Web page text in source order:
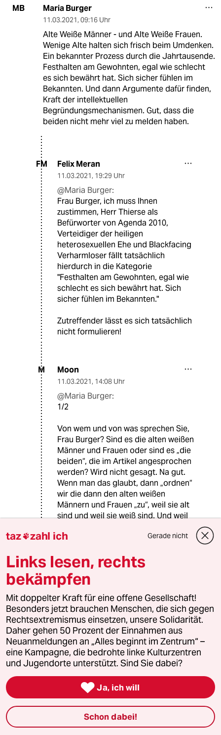
MB Maria Burger
11.03.2021, 09:16 Uhr
Alte Weiße Männer - und Alte Weiße Frauen.
Wenige Alte halten sich frisch beim Umdenken.
Ein bekannter Prozess durch die Jahrtausende.
Festhalten am Gewohnten, egal wie schlecht
es sich bewährt hat. Sich sicher fühlen im
Bekannten. Und dann Argumente dafür finden,
Kraft der intellektuellen
Begründungsmechanismen. Gut, dass die
beiden nicht mehr viel zu melden haben.
FM Felix Meran
11.03.2021, 19:29 Uhr
@Maria Burger:
Frau Burger, ich muss Ihnen
zustimmen, Herr Thierse als
Befürworter von Agenda 2010,
Verteidiger der heiligen
heterosexuellen Ehe und Blackfacing
Verharmloser fällt tatsächlich
hierdurch in die Kategorie
"Festhalten am Gewohnten, egal wie
schlecht es sich bewährt hat. Sich
sicher fühlen im Bekannten."
Zutreffender lässt es sich tatsächlich
nicht formulieren!
M Moon
11.03.2021, 14:08 Uhr
@Maria Burger:
1/2
Von wem und von was sprechen Sie,
Frau Burger? Sind es die alten weißen
Männer und Frauen oder sind es „die
beiden“, die im Artikel angesprochen
werden? Wird nicht gesagt. Na gut.
Wenn man das glaubt, dann „ordnen“
wir die dann den alten weißen
Männern und Frauen „zu“, weil sie alt
sind und weil sie weiß sind. Und weil
so wunderbar erklärungslos eine
weiteren Worten vorangestellt haben.
Die ist einfach so da. Schwupp.
Irgendwo müsste man die Leute ja
hin tun? Warum? Kann man dann
etwas daraus folgern?
Weil, nach dem ersten Satz fällt dann
kein Wort mehr von „weiß“ und Mann
und Frau. Dann ist allein noch von
„Alten“ die Rede. Von wenigen Alten,
die sich „beim Umdenken frisch
halten“ und von vielen Alten, die das
nicht tun. Letzteren geht es um das
Festhalten an Gewohnheiten und um
Sicherheit und wie ihnen
„intellektuelle
taz zahl ich Gerade nicht
Links lesen, rechts
bekämpfen
Mit doppelter Kraft für eine offene Gesellschaft!
Besonders jetzt brauchen Menschen, die sich gegen
Rechtsextremismus einsetzen, unsere Solidarität.
Daher gehen 50 Prozent der Einnahmen aus
Neuanmeldungen an „Alles beginnt im Zentrum“ –
eine Kampagne, die bedrohte linke Kulturzentren
und Jugendorte unterstützt. Sind Sie dabei?
 Ja, ich will
Schon dabei!